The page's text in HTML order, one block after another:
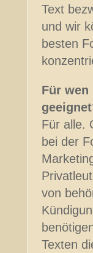
Text
und wir
besten
Für
Für alle.
bei der
von
Texten